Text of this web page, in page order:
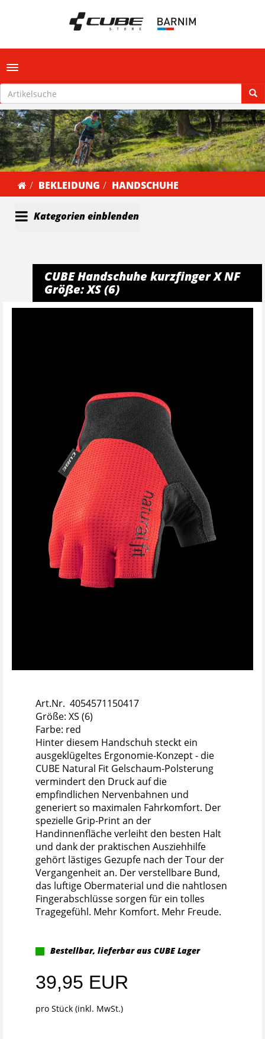
Toggle navigation
BEKLEIDUNG HANDSCHUHE
Kategorien einblenden
CUBE Handschuhe kurzfinger X NF
Größe: XS (6)
Art.Nr. 4054571150417
Größe: XS (6)
Farbe: red
Hinter diesem Handschuh steckt ein
ausgeklügeltes Ergonomie-Konzept - die
CUBE Natural Fit Gelschaum-Polsterung
vermindert den Druck auf die
empfindlichen Nervenbahnen und
generiert so maximalen Fahrkomfort. Der
spezielle Grip-Print an der
Handinnenfläche verleiht den besten Halt
und dank der praktischen Ausziehhilfe
gehört lästiges Gezupfe nach der Tour der
Vergangenheit an. Der verstellbare Bund,
das luftige Obermaterial und die nahtlosen
Fingerabschlüsse sorgen für ein tolles
Tragegefühl. Mehr Komfort. Mehr Freude.
Bestellbar, lieferbar aus CUBE Lager
39,95 EUR
pro Stück (inkl. MwSt.)